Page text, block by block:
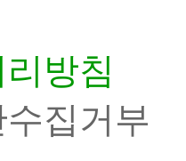
방침
집거부